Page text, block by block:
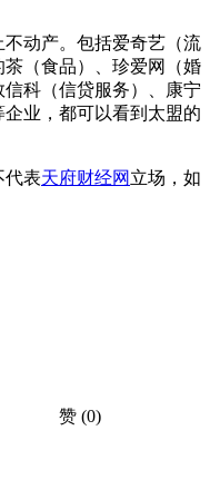
动产。包括爱奇艺（流
（食品）、珍爱网（婚
科（信贷服务）、康宁
业，都可以看到太盟的
代表天府财经网 立场，如
赞 (0)